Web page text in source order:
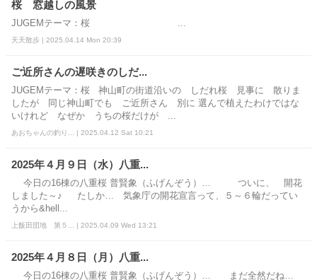
桜 窓越しの風景
JUGEMテーマ：桜 ...
天天散歩 | 2025.04.14 Mon 20:39
ご近所さんの遅咲きのしだ...
JUGEMテーマ：桜 神山町の街道沿いの しだれ桜 見事に 散りま
したが 同じ神山町でも ご近所さん 別に 選んで植えたわけではな
いけれど なぜか うちの桜だけが ...
あおちゃんの釣り... | 2025.04.12 Sat 10:21
2025年４月９日（水）八重...
今日の16棟の八重桜 普賢象（ふげんぞう）… ついに、 開花
しました～♪ たしか… 気象庁の開花宣言って、５～６輪だってい
うから&hell...
上飯田団地 第５... | 2025.04.09 Wed 13:21
2025年４月８日（月）八重...
今日の16棟の八重桜 普賢象（ふげんぞう）… まだ全然だね…